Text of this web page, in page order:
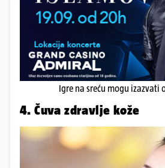
Igre na sreću mogu izazvati
4. Čuva zdravlje kože